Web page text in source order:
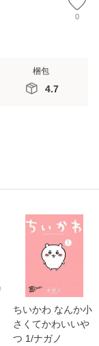
0
梱包
4.7
ちいかわ なんか小
さくてかわいいや
つ 1/ナガノ